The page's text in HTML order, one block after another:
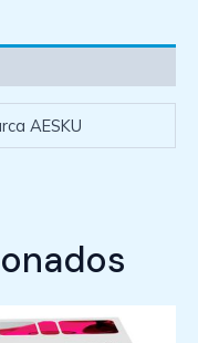
AESKU